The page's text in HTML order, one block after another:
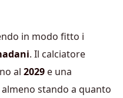
in modo fitto i
. Il calciatore
al 2029 e una
almeno stando a quanto